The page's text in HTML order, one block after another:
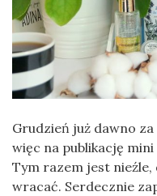
Grudzień już dawno
więc na publikację
Tym razem jest nieźle,
wracać. Serdecznie